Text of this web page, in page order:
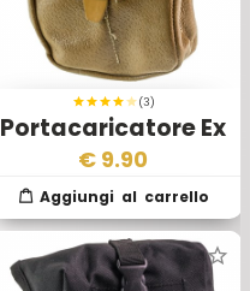
(3)
Portacaricatore Ex
Esercito Ceco VZ58
AK
€ 9.90